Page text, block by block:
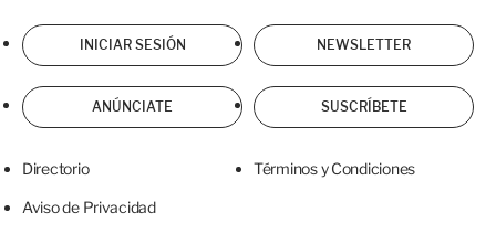
INICIAR SESIÓN NEWSLETTER
ANÚNCIATE SUSCRÍBETE
Directorio Términos y Condiciones
Aviso de Privacidad